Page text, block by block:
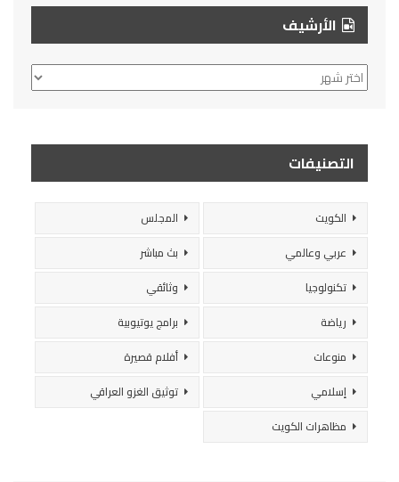
الأرشيف
الأرشيف
التصنيفات
الكويت
المجلس
عربي وعالمي
بث مباشر
تكنولوجيا
وثائقي
رياضة
برامج يوتيوبية
منوعات
أفلام قصيرة
إسلامي
توثيق الغزو العراقي
مظاهرات الكويت